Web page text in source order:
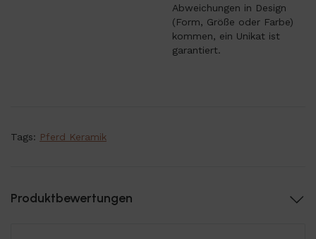
Abweichungen in Design
(Form, Größe oder Farbe)
kommen, ein Unikat ist
garantiert.
Tags: Pferd Keramik
Produktbewertungen